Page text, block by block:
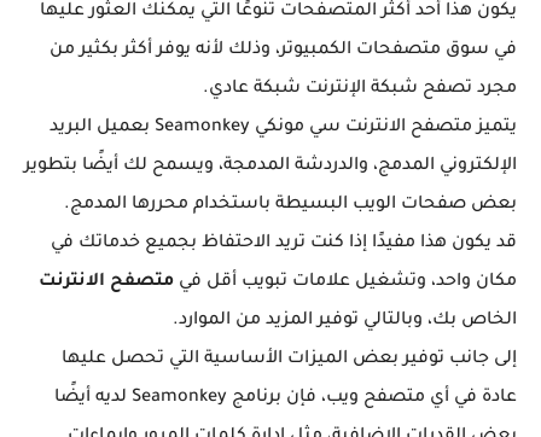
يكون هذا أحد أكثر المتصفحات تنوعًا التي يمكنك العثور عليها
في سوق متصفحات الكمبيوتر، وذلك لأنه يوفر أكثر بكثير من
مجرد تصفح شبكة الإنترنت شبكة عادي.
يتميز متصفح الانترنت سي مونكي Seamonkey بعميل البريد
الإلكتروني المدمج، والدردشة المدمجة، ويسمح لك أيضًا بتطوير
بعض صفحات الويب البسيطة باستخدام محررها المدمج.
قد يكون هذا مفيدًا إذا كنت تريد الاحتفاظ بجميع خدماتك في
مكان واحد، وتشغيل علامات تبويب أقل في متصفح الانترنت
الخاص بك، وبالتالي توفير المزيد من الموارد.
إلى جانب توفير بعض الميزات الأساسية التي تحصل عليها
عادة في أي متصفح ويب، فإن برنامج Seamonkey لديه أيضًا